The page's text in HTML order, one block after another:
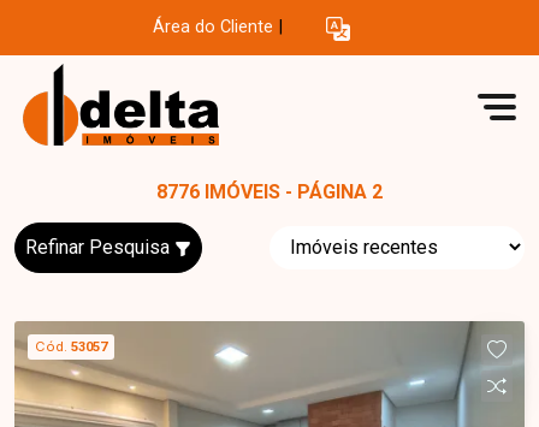
Área do Cliente
8776 IMÓVEIS - PÁGINA 2
Refinar Pesquisa
Cód. 53057